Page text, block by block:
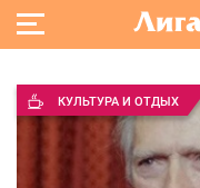
КУЛЬТУРА И ОТДЫХ